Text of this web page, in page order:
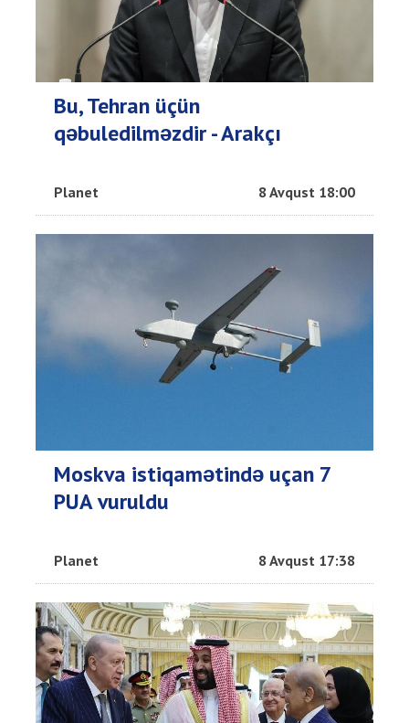
Bu, Tehran üçün
qəbuledilməzdir - Arakçı
Planet 8 Avqust 18:00
Moskva istiqamətində uçan 7
PUA vuruldu
Planet 8 Avqust 17:38